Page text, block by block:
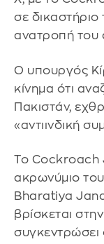
σε
ανατροπή του
Ο υπουργός
κίνημα ότι
Πακιστάν,
«αντιινδική
Το Cockroach
ακρωνύμιο
Bharatiya
βρίσκεται
συγκεντρώσει